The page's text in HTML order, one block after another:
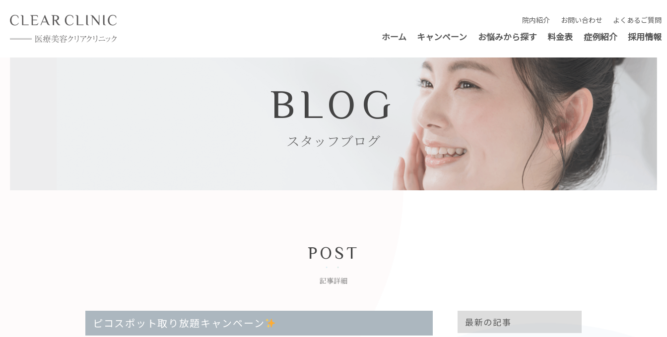
院内紹介 お問い合わせ よくあるご質問
ホーム キャンペーン お悩みから探す 料金表 症例紹介 採用情報
BLOG
スタッフブログ
POST
記事詳細
ピコスポット取り放題キャンペーン 最新の記事